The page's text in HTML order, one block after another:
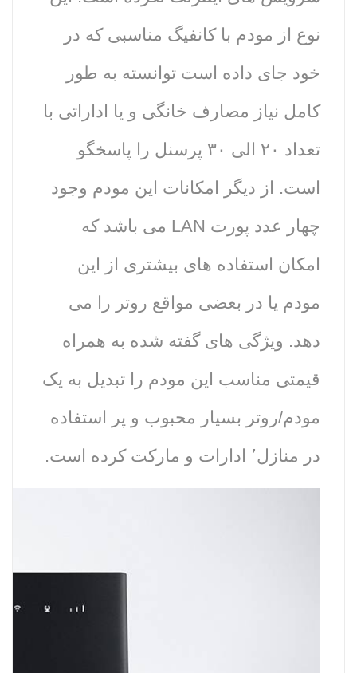
نوع از مودم با کانفیگ مناسبی که در
خود جای داده است توانسته به طور
کامل نیاز مصارف خانگی و یا اداراتی با
تعداد ۲۰ الی ۳۰ پرسنل را پاسخگو
است. از دیگر امکانات این مودم وجود
چهار عدد پورت LAN می باشد که
امکان استفاده های بیشتری از این
مودم یا در بعضی مواقع روتر را می
دهد. ویژگی های گفته شده به همراه
قیمتی مناسب این مودم را تبدیل به یک
مودم/روتر بسیار محبوب و پر استفاده
در منازل٬ ادارات و مارکت کرده است.